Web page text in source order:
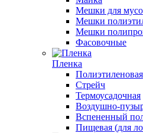
Мешки для
Мешки
Мешки
Фасовочные
Пленка
Полиэтиленовая
Стрейч
Термоусадочная
Воздушно-
Вспененный
Пищевая (для